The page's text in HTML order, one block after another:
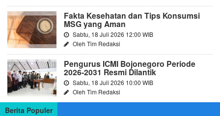
Fakta Kesehatan dan Tips Konsumsi
MSG yang Aman
Sabtu, 18 Juli 2026 12:00 WIB
Oleh Tim Redaksi
Pengurus ICMI Bojonegoro Periode
2026-2031 Resmi Dilantik
Sabtu, 18 Juli 2026 10:00 WIB
Oleh Tim Redaksi
Berita Populer